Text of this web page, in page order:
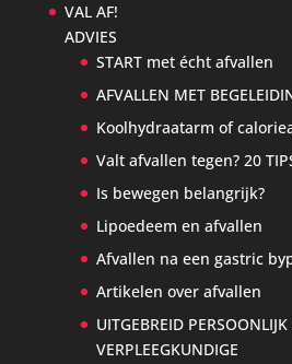
VAL AF!
ADVIES
START met écht afvallen
AFVALLEN MET
Koolhydraatarm of
Valt afvallen tegen? 20
Is bewegen belangrijk?
Lipoedeem en afvallen
Afvallen na een gastric
Artikelen over afvallen
UITGEBREID
VERPLEEGKUNDIGE